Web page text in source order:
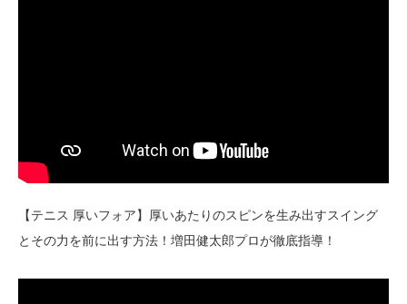
【テニス 厚いフォア】厚いあたりのスピンを生み出すスイング
とその力を前に出す方法！増田健太郎プロが徹底指導！